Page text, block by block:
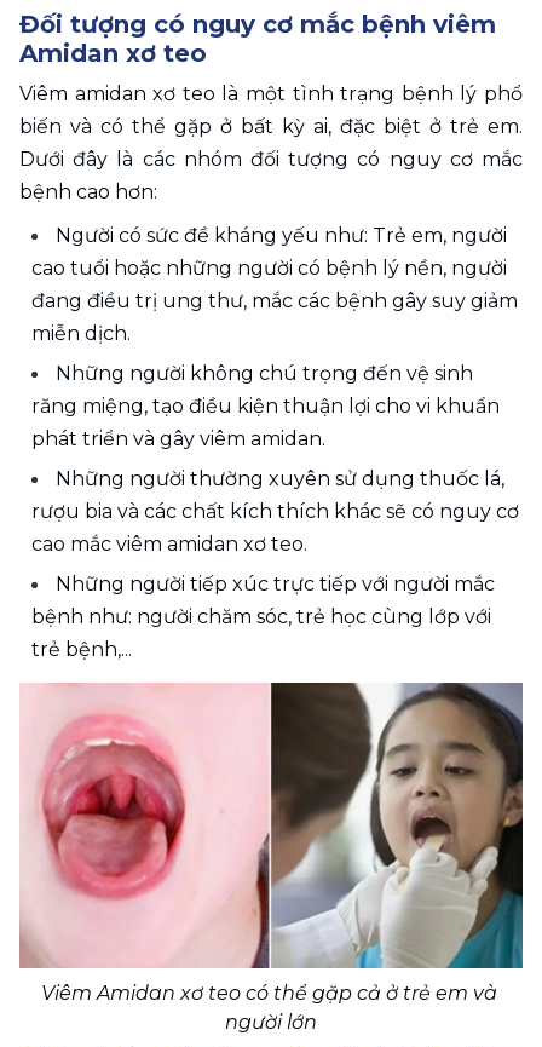
Đối tượng có nguy cơ mắc bệnh viêm
Amidan xơ teo
Viêm amidan xơ teo là một tình trạng bệnh lý phổ
biến và có thể gặp ở bất kỳ ai, đặc biệt ở trẻ em.
Dưới đây là các nhóm đối tượng có nguy cơ mắc
bệnh cao hơn:
Người có sức đề kháng yếu như: Trẻ em, người
cao tuổi hoặc những người có bệnh lý nền, người
đang điều trị ung thư, mắc các bệnh gây suy giảm
miễn dịch.
Những người không chú trọng đến vệ sinh
răng miệng, tạo điều kiện thuận lợi cho vi khuẩn
phát triển và gây viêm amidan.
Những người thường xuyên sử dụng thuốc lá,
rượu bia và các chất kích thích khác sẽ có nguy cơ
cao mắc viêm amidan xơ teo.
Những người tiếp xúc trực tiếp với người mắc
bệnh như: người chăm sóc, trẻ học cùng lớp với
trẻ bệnh,...
Viêm Amidan xơ teo có thể gặp cả ở trẻ em và
người lớn